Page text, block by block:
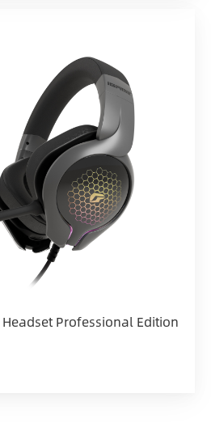
Professional Edition